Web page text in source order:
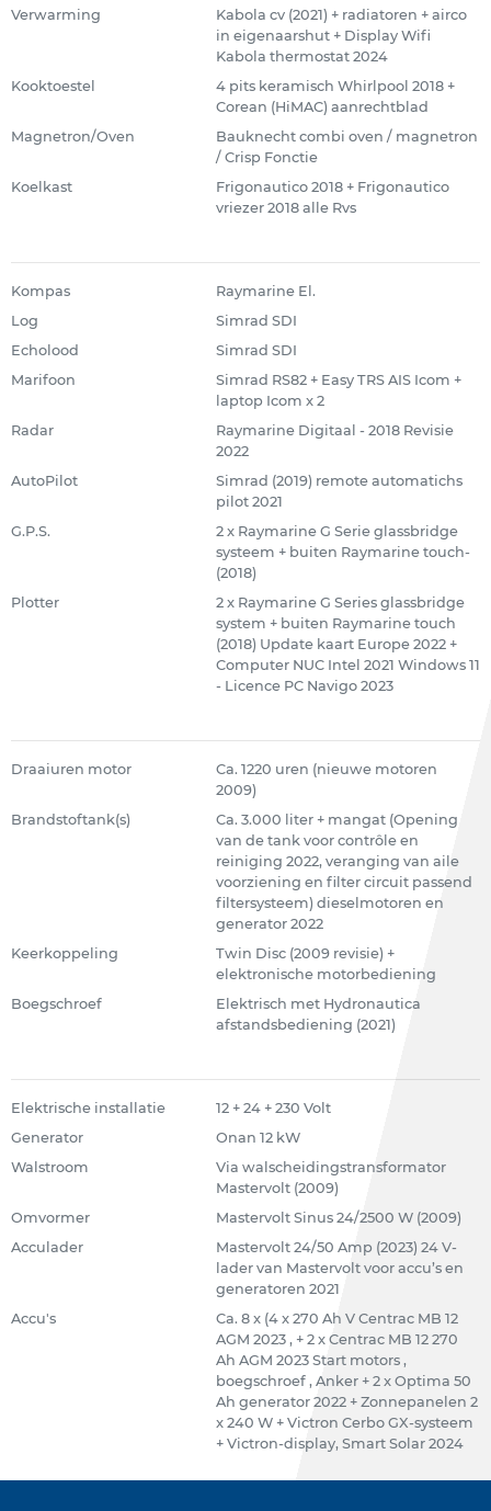
Verwarming
Kabola cv (2021) + radiatoren + airco
in eigenaarshut + Display Wifi
Kabola thermostat 2024
Kooktoestel
4 pits keramisch Whirlpool 2018 +
Corean (HiMAC) aanrechtblad
Magnetron/Oven
Bauknecht combi oven / magnetron
/ Crisp Fonctie
Koelkast
Frigonautico 2018 + Frigonautico
vriezer 2018 alle Rvs
Kompas
Raymarine El.
Log
Simrad SDI
Echolood
Simrad SDI
Marifoon
Simrad RS82 + Easy TRS AIS Icom +
laptop Icom x 2
Radar
Raymarine Digitaal - 2018 Revisie
2022
AutoPilot
Simrad (2019) remote automatichs
pilot 2021
G.P.S.
2 x Raymarine G Serie glassbridge
systeem + buiten Raymarine touch-
(2018)
Plotter
2 x Raymarine G Series glassbridge
system + buiten Raymarine touch
(2018) Update kaart Europe 2022 +
Computer NUC Intel 2021 Windows 11
- Licence PC Navigo 2023
Draaiuren motor
Ca. 1220 uren (nieuwe motoren
2009)
Brandstoftank(s)
Ca. 3.000 liter + mangat (Opening
van de tank voor contrôle en
reiniging 2022, veranging van aile
voorziening en filter circuit passend
filtersysteem) dieselmotoren en
generator 2022
Keerkoppeling
Twin Disc (2009 revisie) +
elektronische motorbediening
Boegschroef
Elektrisch met Hydronautica
afstandsbediening (2021)
Elektrische installatie
12 + 24 + 230 Volt
Generator
Onan 12 kW
Walstroom
Via walscheidingstransformator
Mastervolt (2009)
Omvormer
Mastervolt Sinus 24/2500 W (2009)
Acculader
Mastervolt 24/50 Amp (2023) 24 V-
lader van Mastervolt voor accu’s en
generatoren 2021
Accu's
Ca. 8 x (4 x 270 Ah V Centrac MB 12
AGM 2023 , + 2 x Centrac MB 12 270
Ah AGM 2023 Start motors ,
boegschroef , Anker + 2 x Optima 50
Ah generator 2022 + Zonnepanelen 2
x 240 W + Victron Cerbo GX-systeem
+ Victron-display, Smart Solar 2024